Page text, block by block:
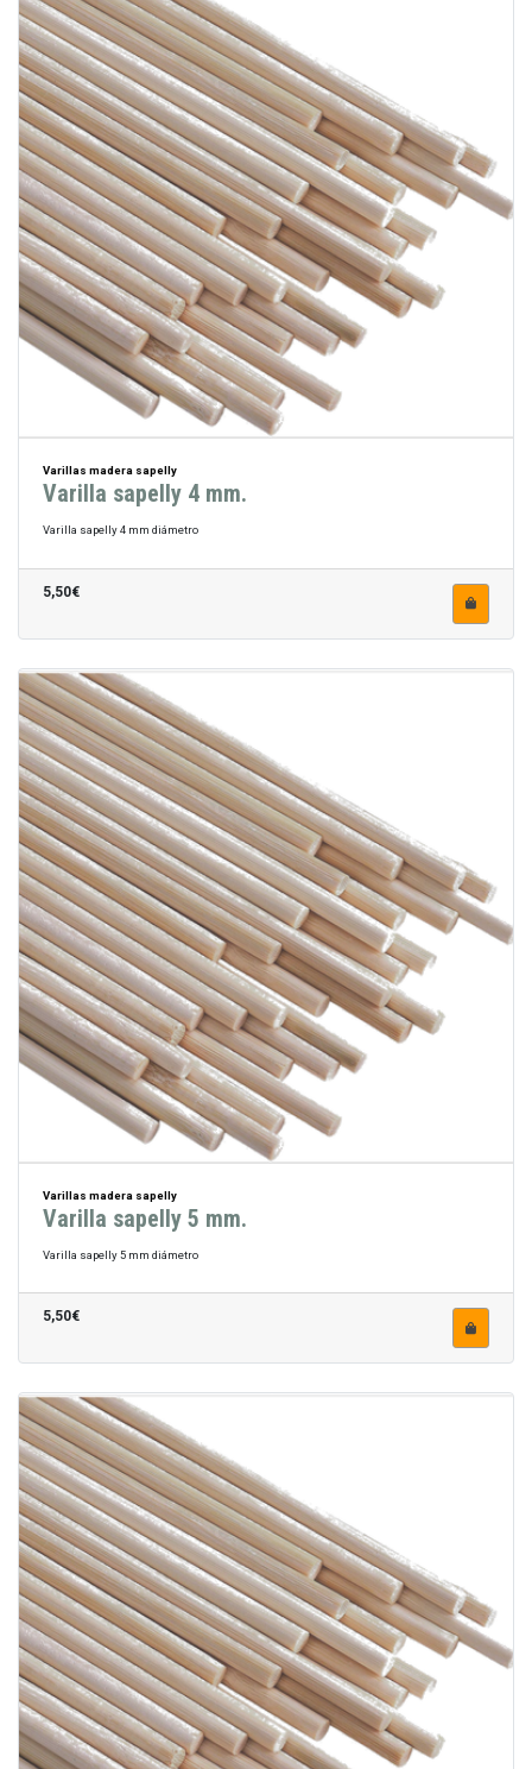
Varillas madera sapelly
Varilla sapelly 4 mm.
Varilla sapelly 4 mm diámetro
5,50€
Varillas madera sapelly
Varilla sapelly 5 mm.
Varilla sapelly 5 mm diámetro
5,50€